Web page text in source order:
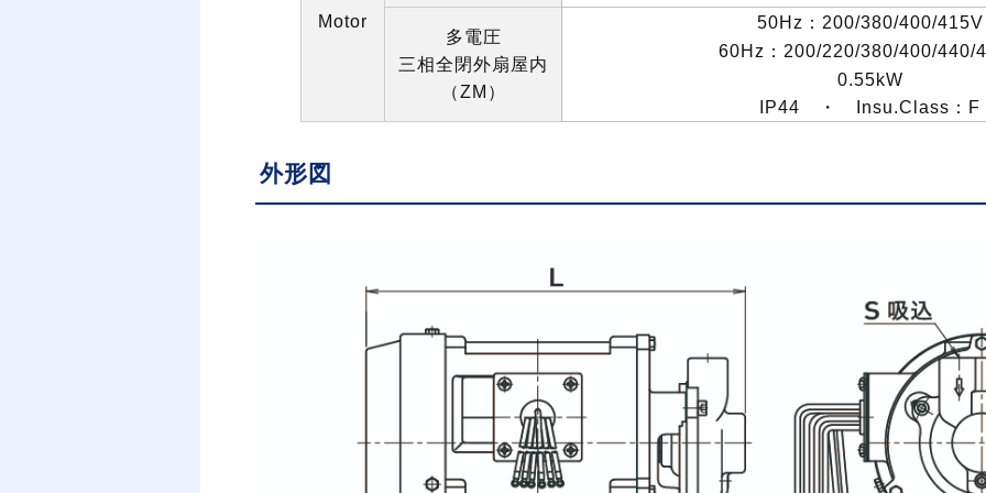
Motor
多電圧
三相全閉外扇屋内
（ZM ）
50Hz ： 200/380/400/415V
60Hz ： 200/220/380/400/440/
0.55kW
IP44 ・ Insu.Class ： F
外形図